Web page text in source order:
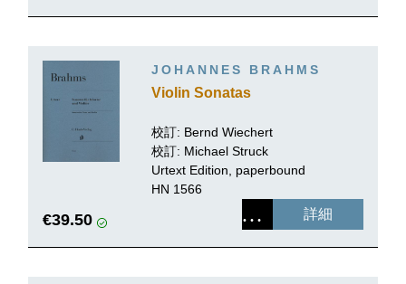
JOHANNES BRAHMS
Violin Sonatas
校訂: Bernd Wiechert
校訂: Michael Struck
Urtext Edition, paperbound
HN 1566
€39.50 詳細